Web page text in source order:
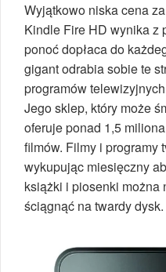
Wyjątkowo niska cena
Kindle Fire HD wynika z
ponoć dopłaca do
gigant odrabia sobie te
programów
Jego sklep, który może
oferuje ponad 1,5
filmów. Filmy i programy
wykupując miesięczny
książki i piosenki
ściągnąć na twardy dysk.